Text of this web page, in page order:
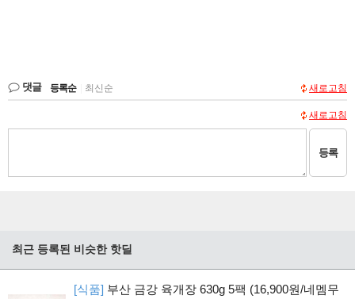
댓글 등록순 최신순 새로고침
새로고침
등록
최근 등록된 비슷한 핫딜
[식품] 부산 금강 육개장 630g 5팩 (16,900원/네멤무